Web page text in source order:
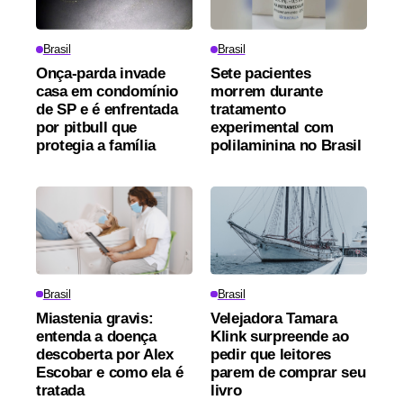
Brasil
Onça-parda invade
casa em condomínio
de SP e é enfrentada
por pitbull que
protegia a família
Brasil
Sete pacientes
morrem durante
tratamento
experimental com
polilaminina no Brasil
Brasil
Miastenia gravis:
entenda a doença
descoberta por Alex
Escobar e como ela é
tratada
Brasil
Velejadora Tamara
Klink surpreende ao
pedir que leitores
parem de comprar seu
livro